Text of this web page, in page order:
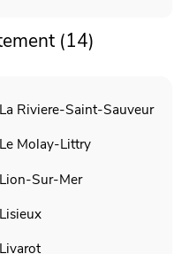
(14)
La Riviere-Saint-Sauveur
Le Molay-Littry
Lion-Sur-Mer
Lisieux
Livarot